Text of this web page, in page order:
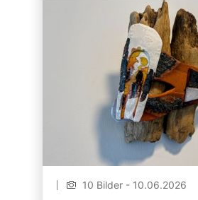
10 Bilder - 10.06.2026